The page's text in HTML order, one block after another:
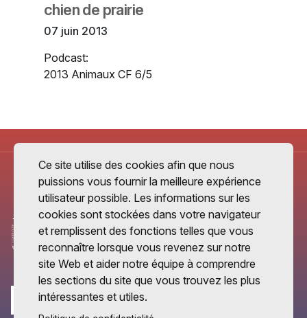
chien de prairie
07 juin 2013
Podcast:
2013 Animaux CF 6/5
Ce site utilise des cookies afin que nous
puissions vous fournir la meilleure expérience
utilisateur possible. Les informations sur les
cookies sont stockées dans votre navigateur
et remplissent des fonctions telles que vous
reconnaître lorsque vous revenez sur notre
site Web et aider notre équipe à comprendre
les sections du site que vous trouvez les plus
intéressantes et utiles.